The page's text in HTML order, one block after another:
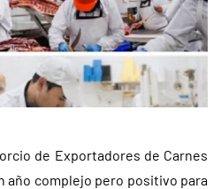
de Exportadores de Carnes
año complejo pero positivo para